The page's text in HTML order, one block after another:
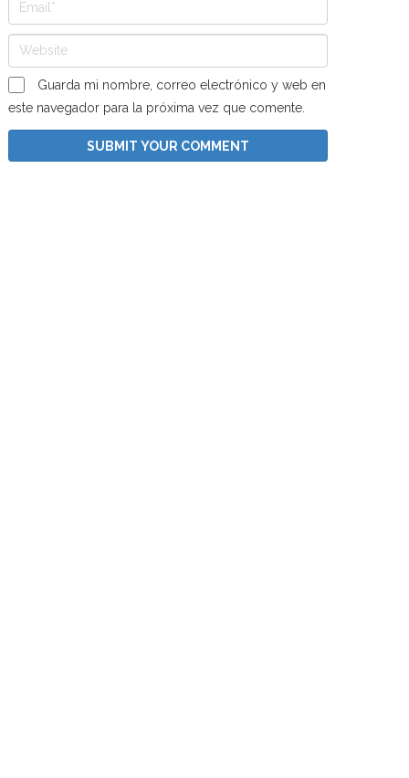
Guarda mi nombre, correo electrónico y web en
este navegador para la próxima vez que comente.